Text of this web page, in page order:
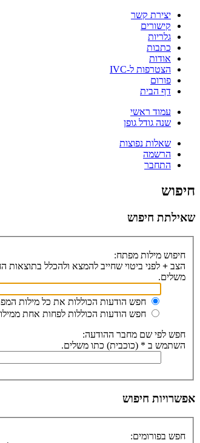
יצירת קשר
קישורים
גלריות
כתבות
אודות
הצטרפות ל-IVC
פורום
דף הבית
עמוד ראשי
שנה גודל גופן
שאלות נפוצות
הרשמה
התחבר
חיפוש
שאילתת חיפוש
חיפוש מילות מפתח:
הצב + לפני ביטוי שחייב להמצא ולהכלל בתוצאות
משלים.
חפש הודעות הכוללות את כל מילות
חפש הודעות הכוללות לפחות אחת
חפש לפי שם מחבר ההודעה:
השתמש ב * (כוכבית) כתו משלים.
אפשרויות חיפוש
חפש בפורומים: